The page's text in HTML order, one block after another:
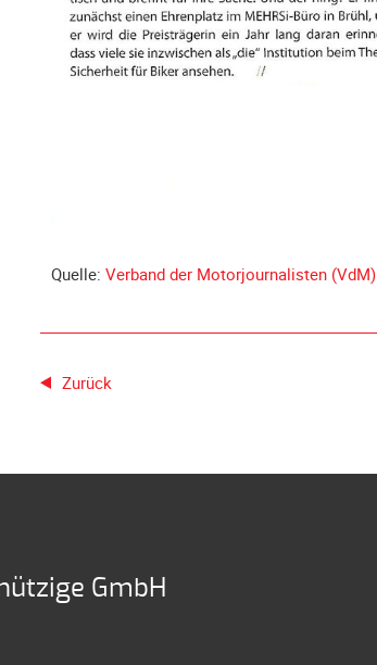
Quelle: Verband der Motorjournalisten (VdM)
Zurück
GmbH